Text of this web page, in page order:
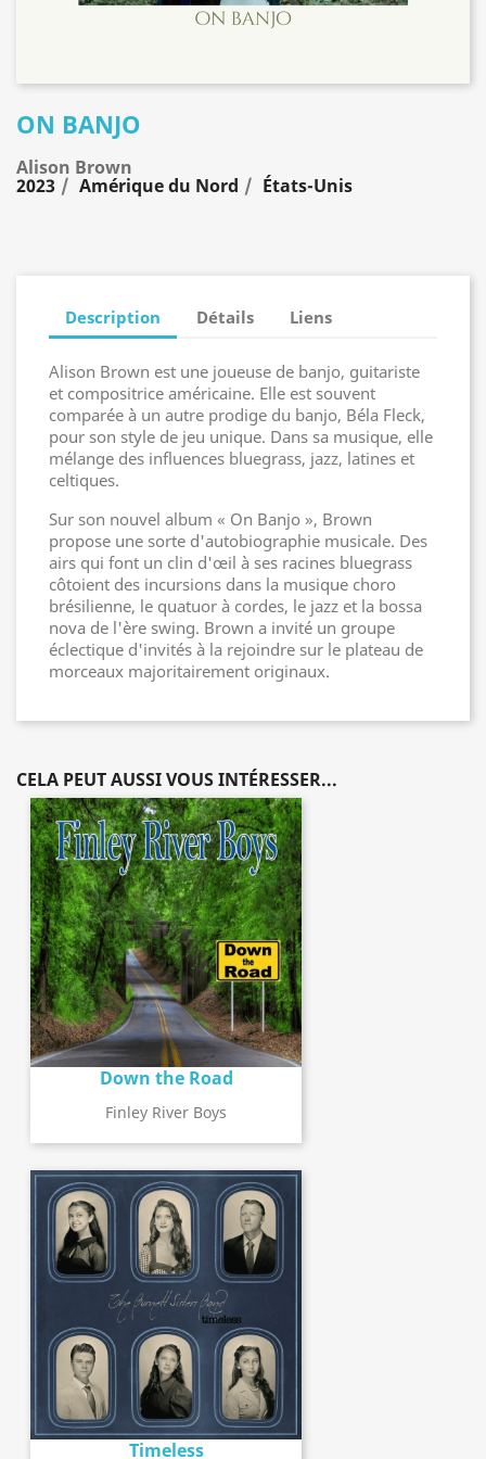
ON BANJO
Alison Brown
2023 Amérique du Nord États-Unis
Description Détails Liens
Alison Brown est une joueuse de banjo, guitariste
et compositrice américaine. Elle est souvent
comparée à un autre prodige du banjo, Béla Fleck,
pour son style de jeu unique. Dans sa musique, elle
mélange des influences bluegrass, jazz, latines et
celtiques.
Sur son nouvel album « On Banjo », Brown
propose une sorte d'autobiographie musicale. Des
airs qui font un clin d'œil à ses racines bluegrass
côtoient des incursions dans la musique choro
brésilienne, le quatuor à cordes, le jazz et la bossa
nova de l'ère swing. Brown a invité un groupe
éclectique d'invités à la rejoindre sur le plateau de
morceaux majoritairement originaux.
CELA PEUT AUSSI VOUS INTÉRESSER...
Down the Road
Finley River Boys
Timeless